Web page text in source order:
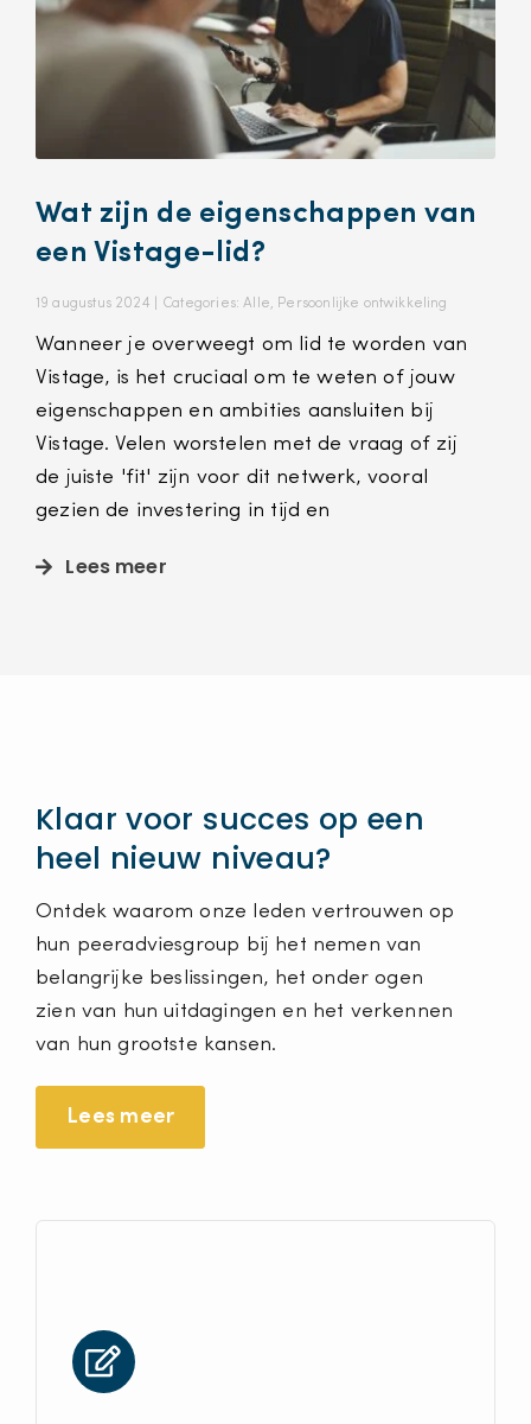
Wat zijn de eigenschappen van
een Vistage-lid?
19 augustus 2024 | Categories:Alle, Persoonlijke ontwikkeling
Wanneer je overweegt om lid te worden van
Vistage, is het cruciaal om te weten of jouw
eigenschappen en ambities aansluiten bij
Vistage. Velen worstelen met de vraag of zij
de juiste 'fit' zijn voor dit netwerk, vooral
gezien de investering in tijd en
Lees meer
Klaar voor succes op een
heel nieuw niveau?
Ontdek waarom onze leden vertrouwen op
hun peeradviesgroup bij het nemen van
belangrijke beslissingen, het onder ogen
zien van hun uitdagingen en het verkennen
van hun grootste kansen.
Lees meer